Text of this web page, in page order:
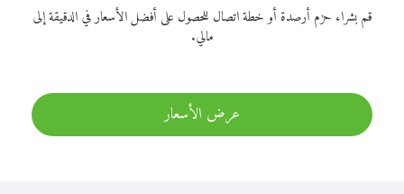
قم بشراء حزم أرصدة أو خطة اتصال للحصول على أفضل الأسعار في الدقيقة إلى
مالي.
عرض الأسعار